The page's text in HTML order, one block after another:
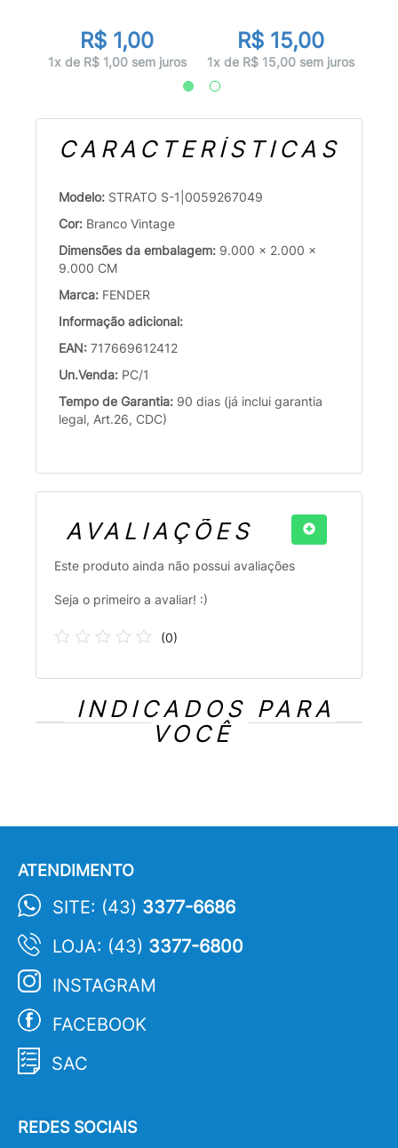
R$ 1,00
1x de R$ 1,00 sem juros
R$ 15,00
1x de R$ 15,00 sem juros
CARACTERÍSTICAS
Modelo: STRATO S-1|0059267049
Cor: Branco Vintage
Dimensões da embalagem: 9.000 x 2.000 x
9.000 CM
Marca: FENDER
Informação adicional:
EAN: 717669612412
Un.Venda: PC/1
Tempo de Garantia: 90 dias (já inclui garantia
legal, Art.26, CDC)
AVALIAÇÕES
Este produto ainda não possui avaliações
Seja o primeiro a avaliar! :)
(0)
INDICADOS PARA
VOCÊ
ATENDIMENTO
SITE: (43) 3377-6686
LOJA: (43) 3377-6800
INSTAGRAM
FACEBOOK
SAC
REDES SOCIAIS